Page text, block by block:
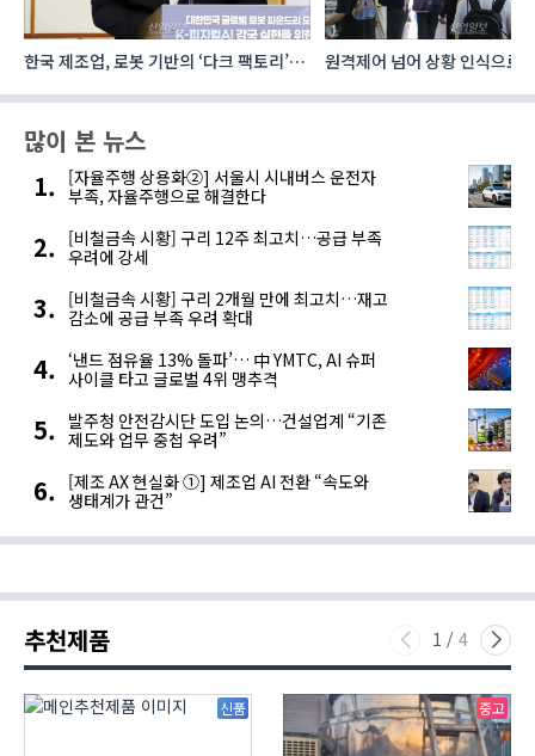
원격제어 넘어 상황 인식으로, ‘공간지능’
건설·인테리어 최신 트렌드
많이 본 뉴스
[자율주행 상용화②] 서울시 시내버스 운전자
부족, 자율주행으로 해결한다
[비철금속 시황] 구리 12주 최고치…공급 부족
우려에 강세
[비철금속 시황] 구리 2개월 만에 최고치…재고
감소에 공급 부족 우려 확대
‘낸드 점유율 13% 돌파’… 中 YMTC, AI 슈퍼
사이클 타고 글로벌 4위 맹추격
발주청 안전감시단 도입 논의…건설업계 “기존
제도와 업무 중첩 우려”
[제조 AX 현실화 ①] 제조업 AI 전환 “속도와
생태계가 관건”
추천제품 1 / 4
신품 중고